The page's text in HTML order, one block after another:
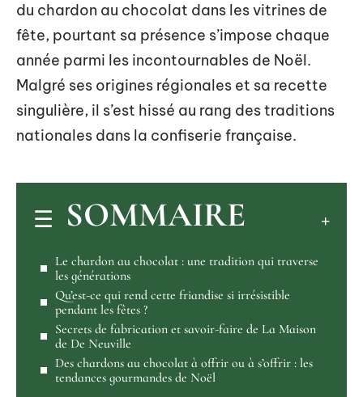
du chardon au chocolat dans les vitrines de
fête, pourtant sa présence s’impose chaque
année parmi les incontournables de Noël.
Malgré ses origines régionales et sa recette
singulière, il s’est hissé au rang des traditions
nationales dans la confiserie française.
SOMMAIRE
Le chardon au chocolat : une tradition qui traverse
les générations
Qu’est-ce qui rend cette friandise si irrésistible
pendant les fêtes ?
Secrets de fabrication et savoir-faire de La Maison
de De Neuville
Des chardons au chocolat à offrir ou à s’offrir : les
tendances gourmandes de Noël